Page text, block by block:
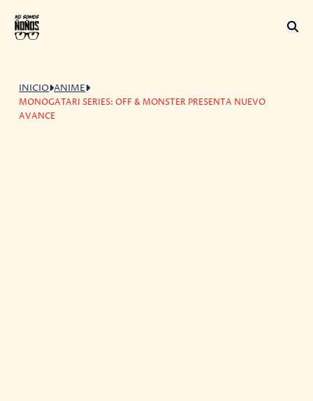
INICIO ANIME
MONOGATARI SERIES: OFF & MONSTER PRESENTA NUEVO
AVANCE